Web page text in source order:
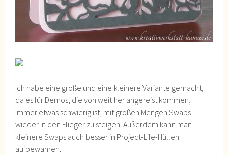
Ich habe eine große und eine kleinere Variante gemacht,
da es für Demos, die von weit her angereist kommen,
immer etwas schwierig ist, mit großen Mengen Swaps
wieder in den Flieger zu steigen. Außerdem kann man
kleinere Swaps auch besser in Project-Life-Hüllen
aufbewahren.